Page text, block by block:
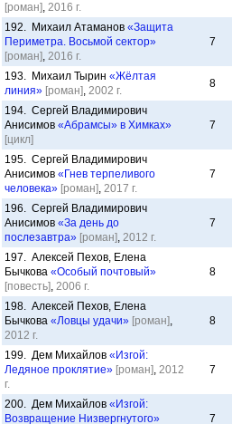
[роман], 2016 г.
192. Михаил Атаманов «Защита
Периметра. Восьмой сектор»
[роман], 2016 г.
7
193. Михаил Тырин «Жёлтая
линия» [роман], 2002 г.
8
194. Сергей Владимирович
Анисимов «Абрамсы» в Химках»
[цикл]
7
195. Сергей Владимирович
Анисимов «Гнев терпеливого
человека» [роман], 2017 г.
7
196. Сергей Владимирович
Анисимов «За день до
послезавтра» [роман], 2012 г.
7
197. Алексей Пехов, Елена
Бычкова «Особый почтовый»
[повесть], 2006 г.
8
198. Алексей Пехов, Елена
Бычкова «Ловцы удачи» [роман],
2012 г.
8
199. Дем Михайлов «Изгой:
Ледяное проклятие» [роман], 2012
г.
7
200. Дем Михайлов «Изгой:
Возвращение Низвергнутого»
7